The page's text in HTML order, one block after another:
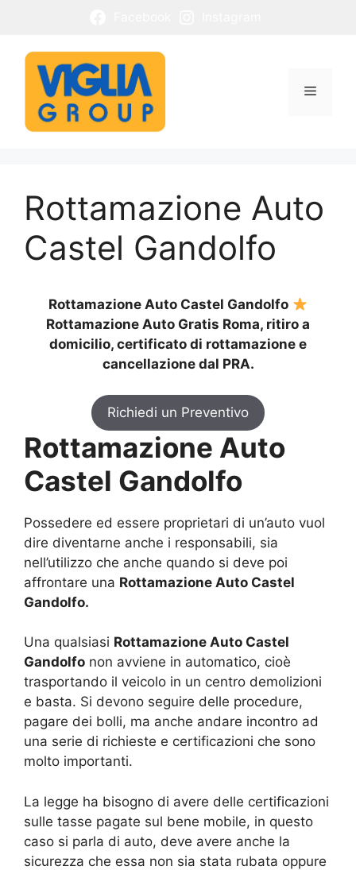
contenuto
Menu
Rottamazione Auto
Castel Gandolfo
Rottamazione Auto Castel Gandolfo
Rottamazione Auto Gratis Roma, ritiro a
domicilio, certificato di rottamazione e
cancellazione dal PRA.
Richiedi un Preventivo
Rottamazione Auto
Castel Gandolfo
Possedere ed essere proprietari di un’auto vuol
dire diventarne anche i responsabili, sia
nell’utilizzo che anche quando si deve poi
affrontare una Rottamazione Auto Castel
Gandolfo.
Una qualsiasi Rottamazione Auto Castel
Gandolfo non avviene in automatico, cioè
trasportando il veicolo in un centro demolizioni
e basta. Si devono seguire delle procedure,
pagare dei bolli, ma anche andare incontro ad
una serie di richieste e certificazioni che sono
molto importanti.
La legge ha bisogno di avere delle certificazioni
sulle tasse pagate sul bene mobile, in questo
caso si parla di auto, deve avere anche la
sicurezza che essa non sia stata rubata oppure